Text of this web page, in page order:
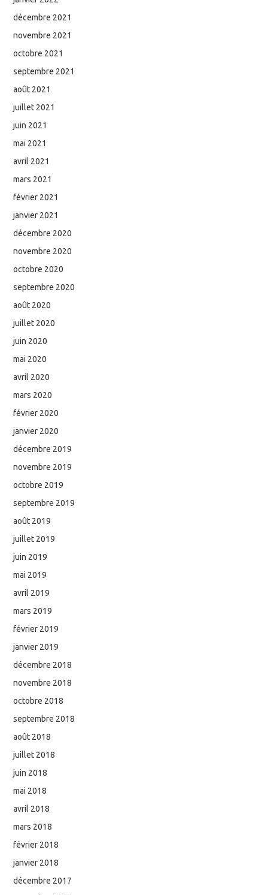
décembre 2021
novembre 2021
octobre 2021
septembre 2021
août 2021
juillet 2021
juin 2021
mai 2021
avril 2021
mars 2021
février 2021
janvier 2021
décembre 2020
novembre 2020
octobre 2020
septembre 2020
août 2020
juillet 2020
juin 2020
mai 2020
avril 2020
mars 2020
février 2020
janvier 2020
décembre 2019
novembre 2019
octobre 2019
septembre 2019
août 2019
juillet 2019
juin 2019
mai 2019
avril 2019
mars 2019
février 2019
janvier 2019
décembre 2018
novembre 2018
octobre 2018
septembre 2018
août 2018
juillet 2018
juin 2018
mai 2018
avril 2018
mars 2018
février 2018
janvier 2018
décembre 2017